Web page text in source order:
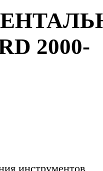
2000-
инструментов,